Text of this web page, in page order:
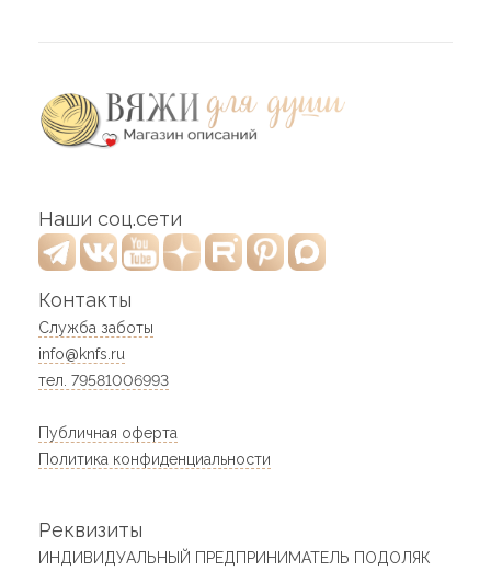
Наши соц.сети
Контакты
Служба заботы
info@knfs.ru
тел. 79581006993
Публичная оферта
Политика конфиденциальности
Реквизиты
ИНДИВИДУАЛЬНЫЙ ПРЕДПРИНИМАТЕЛЬ ПОДОЛЯК